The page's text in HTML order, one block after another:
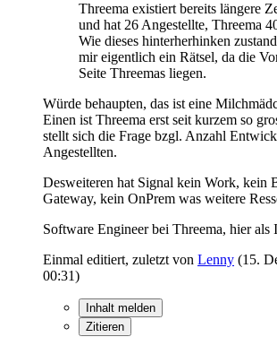
Threema existiert bereits längere
und hat 26 Angestellte, Threema
Wie dieses hinterherhinken
mir eigentlich ein Rätsel, da die
Seite Threemas liegen.
Würde behaupten, das ist eine
Einen ist Threema erst seit kurzem so
stellt sich die Frage bzgl. Anzahl
Angestellten.
Desweiteren hat Signal kein Work, kein
Gateway, kein OnPrem was weitere
Software Engineer bei Threema, hier als
Einmal editiert, zuletzt von Lenny (15.
00:31)
Inhalt melden
Zitieren